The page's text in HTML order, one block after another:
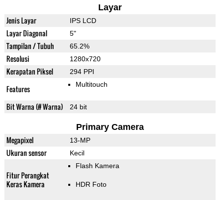
Layar
Jenis Layar IPS LCD
Layar Diagonal 5"
Tampilan / Tubuh 65.2%
Resolusi 1280x720
Kerapatan Piksel 294 PPI
Features Multitouch
Bit Warna (# Warna) 24 bit
Primary Camera
Megapixel 13-MP
Ukuran sensor Kecil
Fitur Perangkat
Keras Kamera
Flash Kamera
HDR Foto